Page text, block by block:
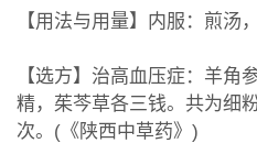
【用法与用量】内服：煎汤
【选方】治高血压症：羊角
精，茱芩草各三钱。共为细
次。(《陕西中草药》)